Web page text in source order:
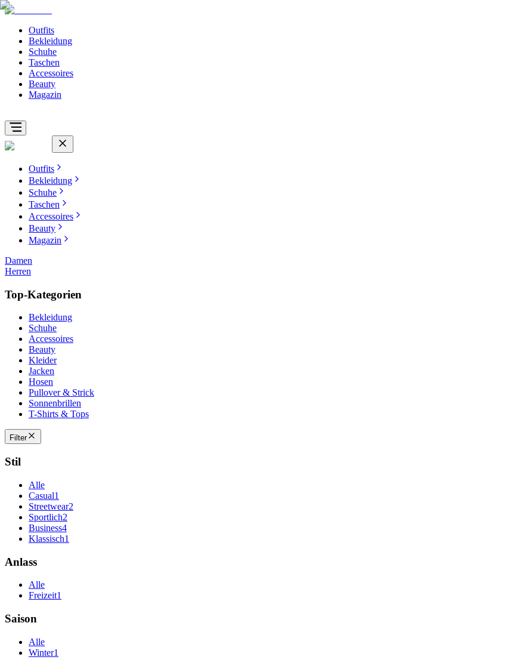
Outfits
Bekleidung
Schuhe
Taschen
Accessoires
Beauty
Magazin
Outfits
Bekleidung
Schuhe
Taschen
Accessoires
Beauty
Magazin
Damen
Herren
Top-Kategorien
Bekleidung
Schuhe
Accessoires
Beauty
Kleider
Jacken
Hosen
Pullover & Strick
Sonnenbrillen
T-Shirts & Tops
Filter
Stil
Alle
Casual1
Streetwear2
Sportlich2
Business4
Klassisch1
Anlass
Alle
Freizeit1
Saison
Alle
Winter1